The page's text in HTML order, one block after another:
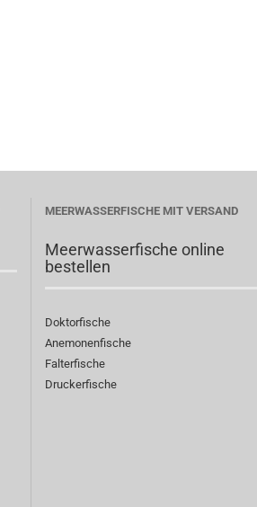
MEERWASSERFISCHE MIT VERSAND
Meerwasserfische online
bestellen
Doktorfische
Anemonenfische
Falterfische
Druckerfische